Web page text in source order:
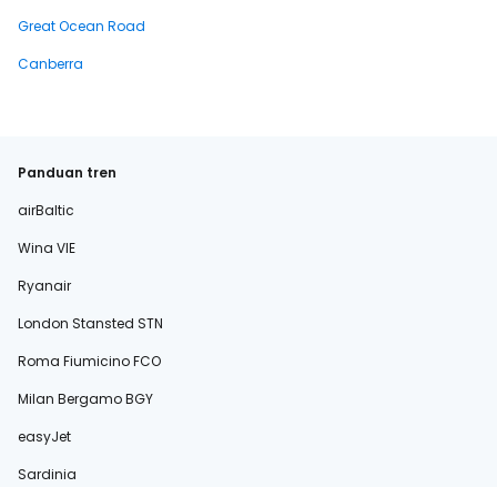
Great Ocean Road
Canberra
Panduan tren
airBaltic
Wina VIE
Ryanair
London Stansted STN
Roma Fiumicino FCO
Milan Bergamo BGY
easyJet
Sardinia